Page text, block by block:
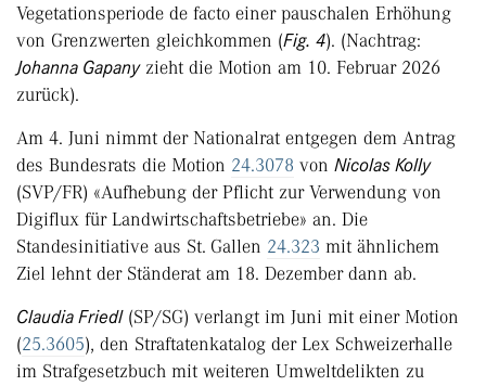
Vegetationsperiode de facto einer pauschalen Erhöhung
von Grenzwerten gleichkommen (Fig. 4). (Nachtrag:
Johanna Gapanyzieht die Motion am 10. Februar 2026
zurück).
Am 4. Juni nimmt der Nationalrat entgegen dem Antrag
des Bundesrats die Motion 24.3078 von Nicolas Kolly
(SVP/FR) «Aufhebung der Pflicht zur Verwendung von
Digiflux für Landwirtschaftsbetriebe» an. Die
Standesinitiative aus St. Gallen 24.323 mit ähnlichem
Ziel lehnt der Ständerat am 18. Dezember dann ab.
Claudia Friedl(SP/SG) verlangt im Juni mit einer Motion
(25.3605), den Straftatenkatalog der Lex Schweizerhalle
im Strafgesetzbuch mit weiteren Umweltdelikten zu